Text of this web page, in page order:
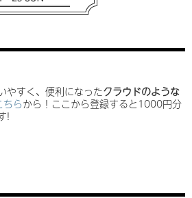
やすく、便利になったクラウドのような
ちらから！ここから登録すると1000円分
!